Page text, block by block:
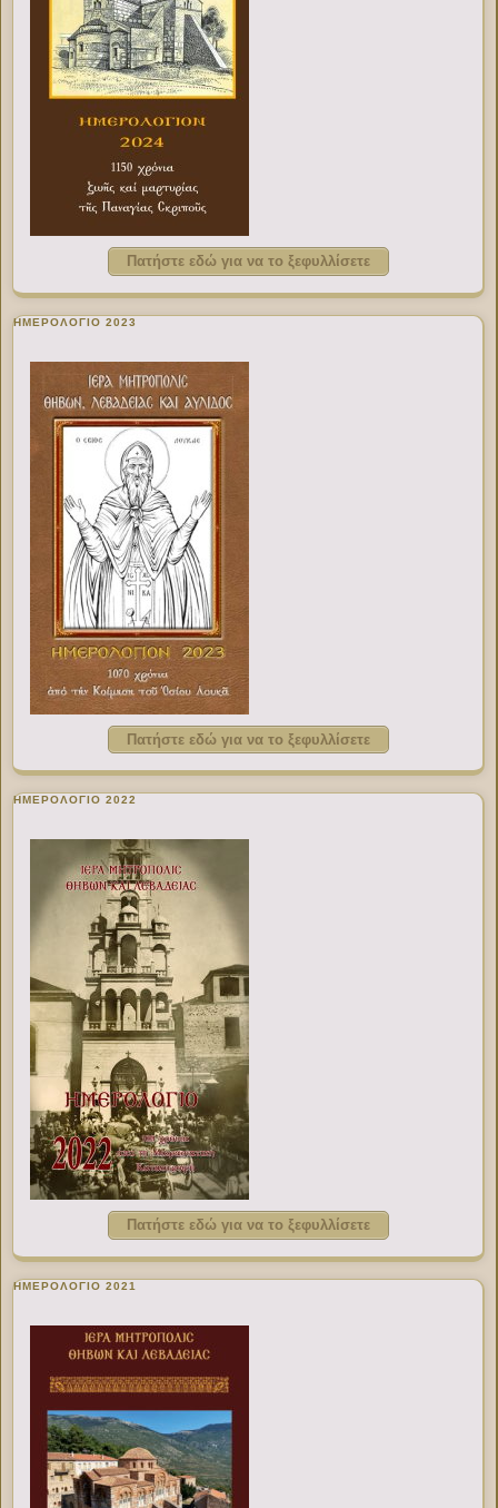
Πατήστε εδώ για να το ξεφυλλίσετε
ΗΜΕΡΟΛΟΓΙΟ 2023
Πατήστε εδώ για να το ξεφυλλίσετε
ΗΜΕΡΟΛΟΓΙΟ 2022
Πατήστε εδώ για να το ξεφυλλίσετε
ΗΜΕΡΟΛΟΓΙΟ 2021